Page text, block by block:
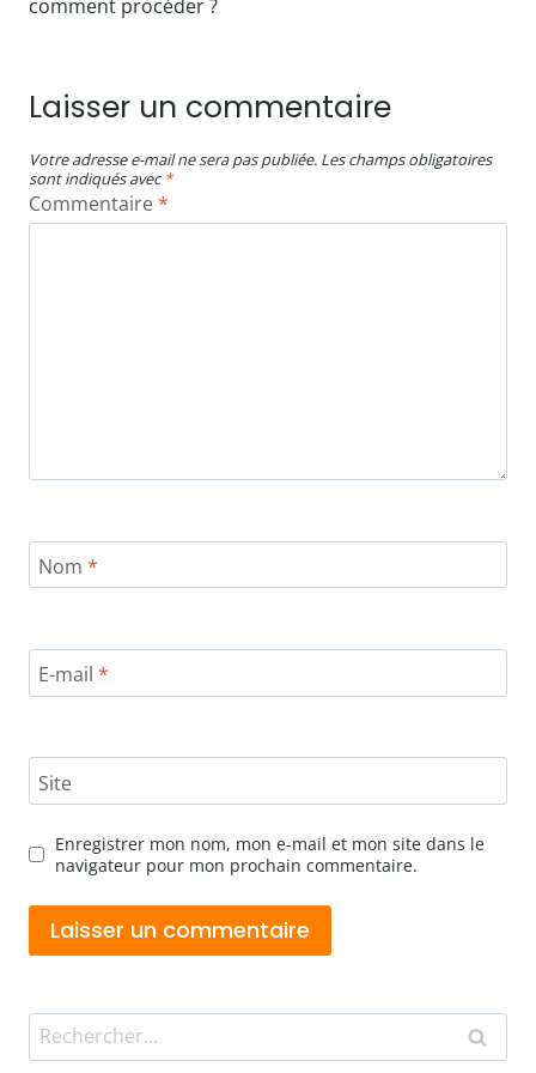
comment procéder ?
Laisser un commentaire
Votre adresse e-mail ne sera pas publiée. Les champs obligatoires
sont indiqués avec*
Commentaire*
Nom *
E-mail *
Site
Enregistrer mon nom, mon e-mail et mon site dans le
navigateur pour mon prochain commentaire.
Rechercher :